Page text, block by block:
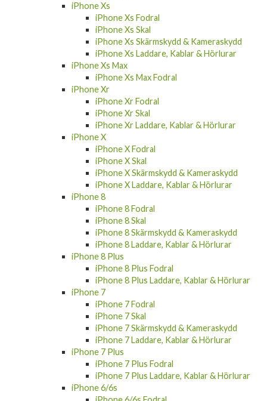
iPhone Xs
iPhone Xs Fodral
iPhone Xs Skal
iPhone Xs Skärmskydd & Kameraskydd
iPhone Xs Laddare, Kablar & Hörlurar
iPhone Xs Max
iPhone Xs Max Fodral
iPhone Xr
iPhone Xr Fodral
iPhone Xr Skal
iPhone Xr Laddare, Kablar & Hörlurar
iPhone X
iPhone X Fodral
iPhone X Skal
iPhone X Skärmskydd & Kameraskydd
iPhone X Laddare, Kablar & Hörlurar
iPhone 8
iPhone 8 Fodral
iPhone 8 Skal
iPhone 8 Skärmskydd & Kameraskydd
iPhone 8 Laddare, Kablar & Hörlurar
iPhone 8 Plus
iPhone 8 Plus Fodral
iPhone 8 Plus Laddare, Kablar & Hörlurar
iPhone 7
iPhone 7 Fodral
iPhone 7 Skal
iPhone 7 Skärmskydd & Kameraskydd
iPhone 7 Laddare, Kablar & Hörlurar
iPhone 7 Plus
iPhone 7 Plus Fodral
iPhone 7 Plus Laddare, Kablar & Hörlurar
iPhone 6/6s